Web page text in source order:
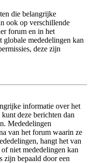
die belangrijke
ook op verschillende
forum en in het
globale mededelingen kan
deze zijn
informatie over het
deze berichten dan
Mededelingen
van het forum waarin ze
hangt het van
niet mededelingen kan
zijn bepaald door een